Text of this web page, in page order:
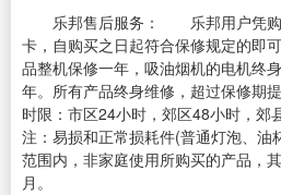
乐邦售后服务： 乐邦用户凭购
卡，自购买之日起符合保修规定的即
品整机保修一年，吸油烟机的电机终
年。所有产品终身维修，超过保修期
时限：市区24小时，郊区48小时，
注：易损和正常损耗件(普通灯泡、油
范围内，非家庭使用所购买的产品，
月。